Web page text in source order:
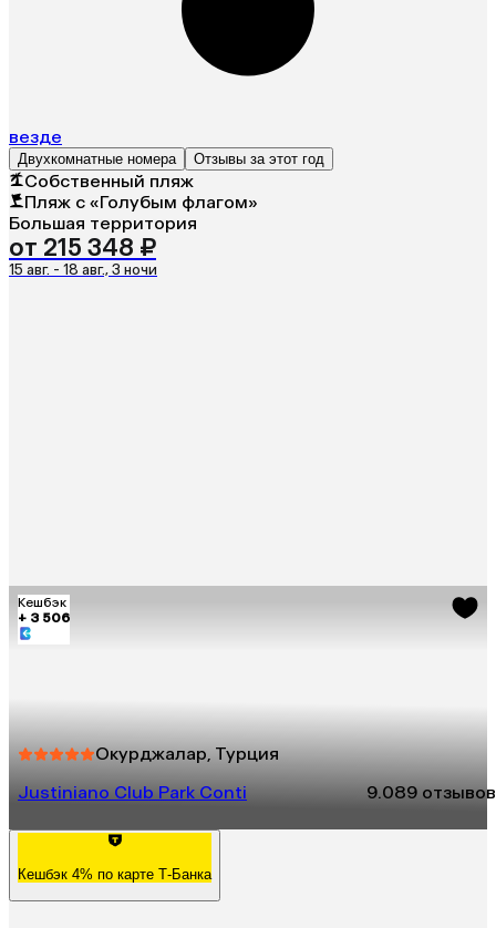
везде
Двухкомнатные номера Отзывы за этот год
Собственный пляж
Пляж с «Голубым флагом»
Большая территория
от 215 348 ₽
15 авг. - 18 авг., 3 ночи
Кешбэк
+ 3 506
Окурджалар, Турция
Justiniano Club Park Conti
9.089 отзывов
Кешбэк 4% по карте Т-Банка